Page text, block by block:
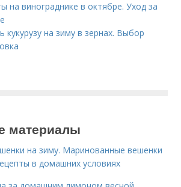
на винограднике в октябре. Уход за
кукурузу на зиму в зернах. Выбор
материалы
на зиму. Маринованные вешенки
в домашних условиях